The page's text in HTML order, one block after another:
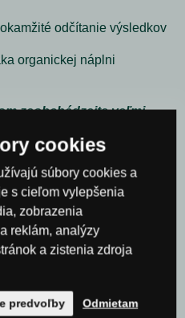
odčítanie výsledkov
organickej náplni
zaobchádzajte veľmi
mieste.
produktu
produktu pri
očividne poškodený balík.
povinný skontrolovať
poškodenia alebo zlého
produkt. Aj menšie
cookies
súbory cookies a
s cieľom vylepšenia
zobrazenia
reklám, analýzy
a zistenia zdroja
predvoľby Odmietam